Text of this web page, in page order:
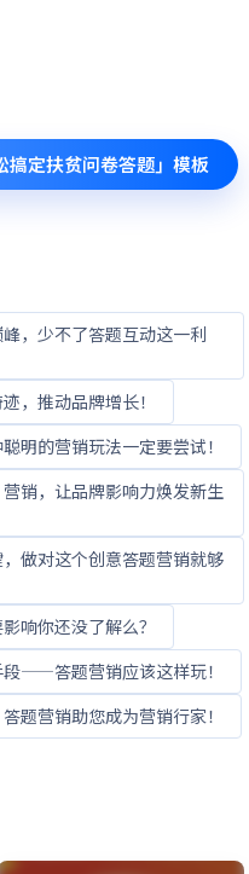
定扶贫问卷答题」 模板
，少不了答题互动这一利
，推动品牌增长！
的营销玩法一定要尝试！
销，让品牌影响力焕发新生
做对这个创意答题营销就够
响你还没了解么？
——答题营销应该这样玩！
题营销助您成为营销行家！